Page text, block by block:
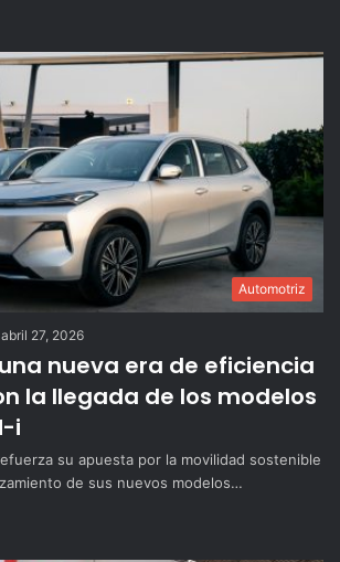
Automotriz
abril 27, 2026
nueva era de eficiencia
la llegada de los modelos
i
su apuesta por la movilidad sostenible
de sus nuevos modelos…